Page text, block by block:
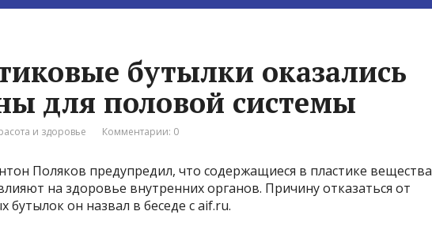
бутылки оказались
для половой системы
и здоровье Комментарии: 0
Поляков предупредил, что содержащиеся в пластике вещества
на здоровье внутренних органов. Причину отказаться от
бутылок он назвал в беседе с aif.ru.